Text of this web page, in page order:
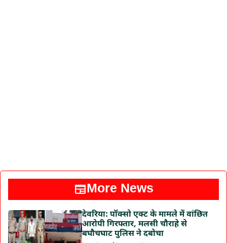
More News
देवरिया: पॉक्सो एक्ट के मामले में वांछित
आरोपी गिरफ्तार, मलसी चौराहे से
बघौचघाट पुलिस ने दबोचा